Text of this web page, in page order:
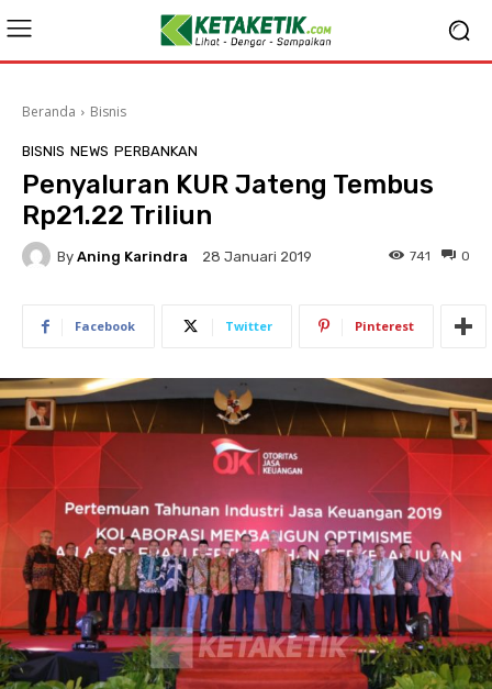
Beranda Bisnis
BISNIS NEWS PERBANKAN
Penyaluran KUR Jateng Tembus
Rp21.22 Triliun
By Aning Karindra 28 Januari 2019 0
741
Facebook Twitter Pinterest